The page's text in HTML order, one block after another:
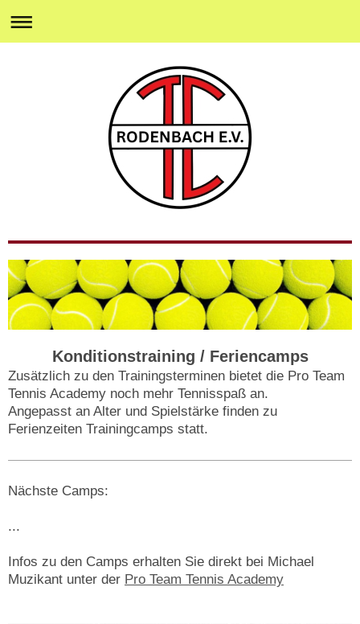
Konditionstraining / Feriencamps
Zusätzlich zu den Trainingsterminen bietet die Pro Team
Tennis Academy noch mehr Tennisspaß an.
Angepasst an Alter und Spielstärke finden zu
Ferienzeiten Trainingcamps statt.
Nächste Camps:
...
Infos zu den Camps erhalten Sie direkt bei Michael
Muzikant unter der Pro Team Tennis Academy